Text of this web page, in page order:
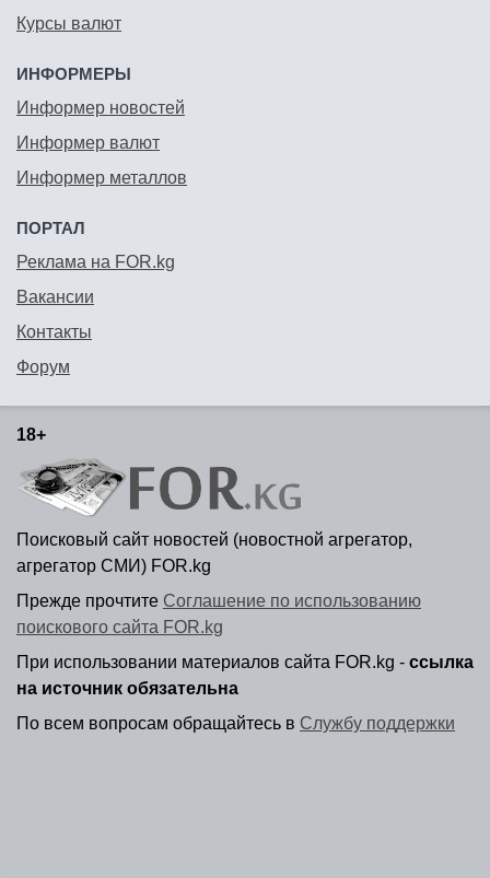
Курсы валют
ИНФОРМЕРЫ
Информер новостей
Информер валют
Информер металлов
ПОРТАЛ
Реклама на FOR.kg
Вакансии
Контакты
Форум
18+
Поисковый сайт новостей (новостной агрегатор,
агрегатор СМИ) FOR.kg
Прежде прочтите Соглашение по использованию
поискового сайта FOR.kg
При использовании материалов сайта FOR.kg - ссылка
на источник обязательна
По всем вопросам обращайтесь в Службу поддержки